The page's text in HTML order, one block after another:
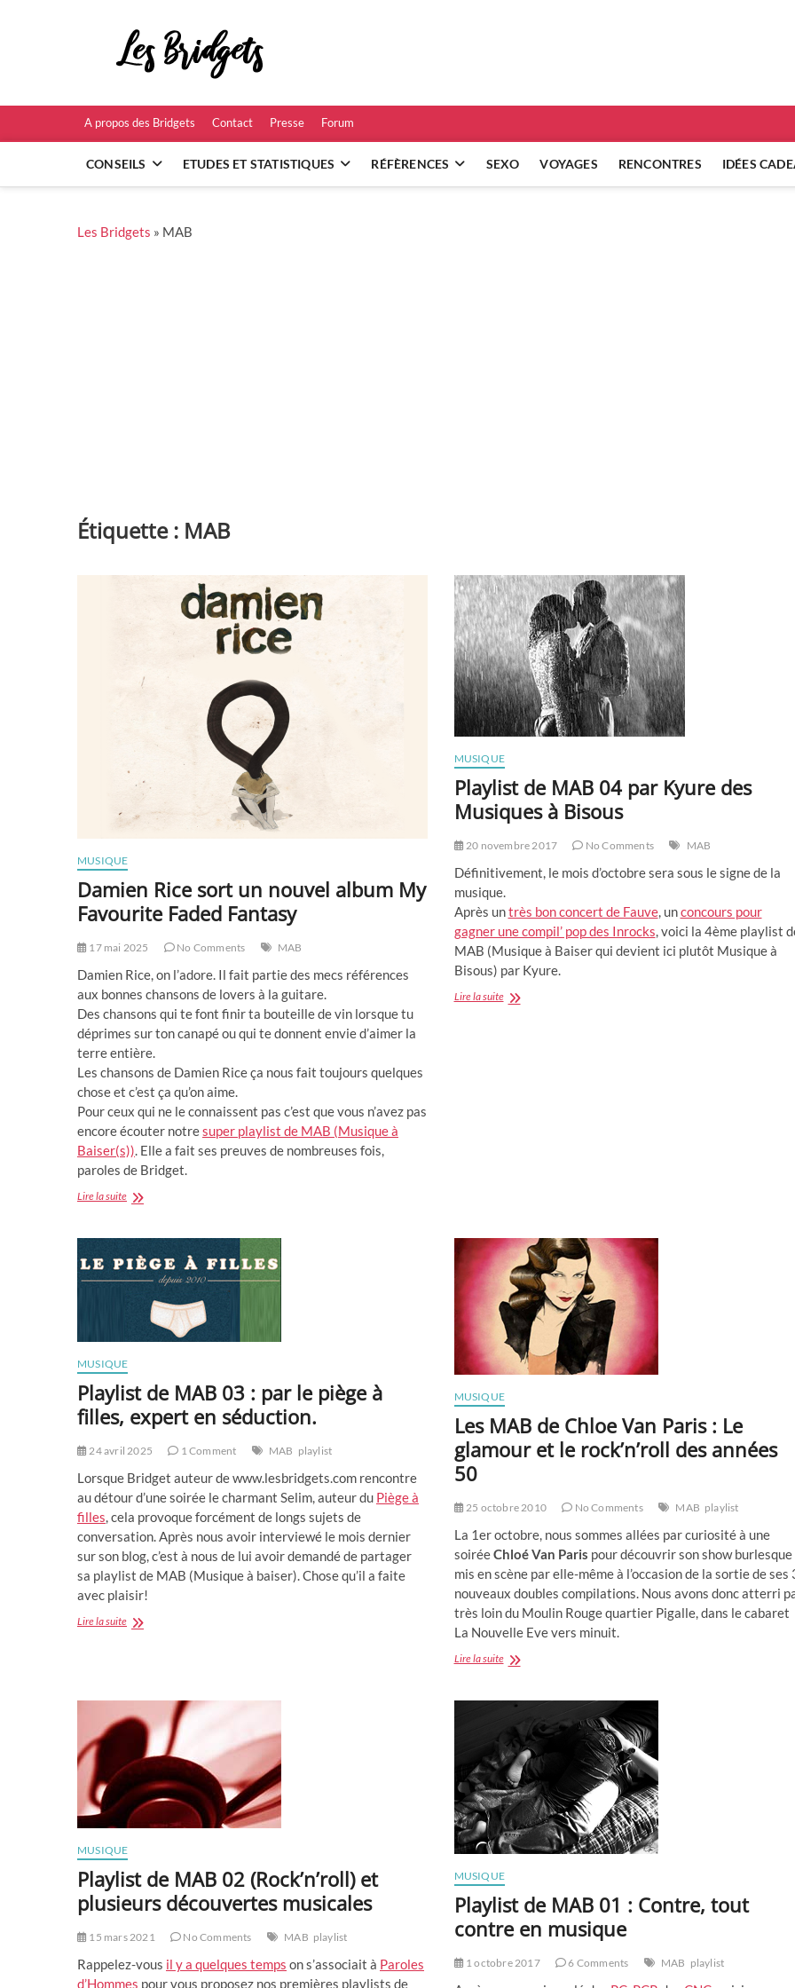
A propos des Bridgets Contact Presse Forum
CONSEILS ETUDES ET STATISTIQUES RÉFÈRENCES SEXO VOYAGES RENCONTRES IDÉES
Les Bridgets » MAB
Étiquette : MAB
MUSIQUE
Damien Rice sort un nouvel album My
Favourite Faded Fantasy
17 mai 2025 No Comments MAB
Damien Rice, on l’adore. Il fait partie des mecs références
aux bonnes chansons de lovers à la guitare.
Des chansons qui te font finir ta bouteille de vin lorsque tu
déprimes sur ton canapé ou qui te donnent envie d’aimer la
terre entière.
Les chansons de Damien Rice ça nous fait toujours quelques
chose et c’est ça qu’on aime.
Pour ceux qui ne le connaissent pas c’est que vous n’avez pas
encore écouter notresuper playlist de MAB (Musique à
Baiser(s)). Elle a fait ses preuves de nombreuses fois,
paroles de Bridget.
Lire la suiteDamien
un
nouvel
album
Favourite
Faded
Fantasy
MUSIQUE
Playlist de MAB 04 par Kyure des
Musiques à Bisous
20 novembre 2017 No Comments MAB
Définitivement, le mois d’octobre sera sous le signe de la
musique.
Après untrès bon concert de Fauve, unconcours pour
gagner une compil’ pop des Inrocks, voici la 4ème playlist
MAB (Musique à Baiser qui devient ici plutôt Musique à
Bisous) par Kyure.
Lire la suitePlaylist
MUSIQUE
Playlist de MAB 03 : par le piège à
filles, expert en séduction.
24 avril 2025 1 Comment MAB playlist
Lorsque Bridget auteur de www.lesbridgets.com rencontre
au détour d’une soirée le charmant Selim, auteur du Piège à
filles, cela provoque forcément de longs sujets de
conversation. Après nous avoir interviewé le mois dernier
sur son blog, c’est à nous de lui avoir demandé de partager
sa playlist de MAB (Musique à baiser). Chose qu’il a faite
avec plaisir!
Lire la suitePlaylist
par
le
piège
filles,
expert
en
séduction.
MUSIQUE
Les MAB de Chloe Van Paris : Le
glamour et le rock’n’roll des années
50
25 octobre 2010 No Comments MAB playlist
La 1er octobre, nous sommes allées par curiosité à une
soiréeChloé Van Paris pour découvrir son show burlesque
mis en scène par elle-même à l’occasion de la sortie de ses
nouveaux doubles compilations. Nous avons donc atterri
très loin du Moulin Rouge quartier Pigalle, dans le cabaret
La Nouvelle Eve vers minuit.
Lire la suiteLes
Chloe
Paris
:
Le
glamour
et
le
rock’n’roll
des
50
MUSIQUE
Playlist de MAB 02 (Rock’n’roll) et
plusieurs découvertes musicales
15 mars 2021 No Comments MAB playlist
Rappelez-vous il y a quelques temps on s’associait à Paroles
d’Hommes pour vous proposez nos premières playlists de
MUSIQUE
Playlist de MAB 01 : Contre, tout
contre en musique
1 octobre 2017 6 Comments MAB playlist